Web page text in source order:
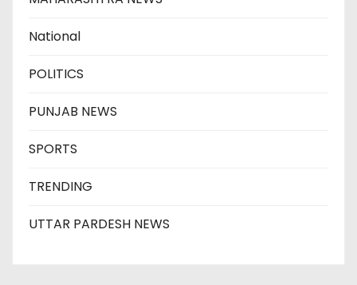
National
POLITICS
PUNJAB NEWS
SPORTS
TRENDING
UTTAR PARDESH NEWS